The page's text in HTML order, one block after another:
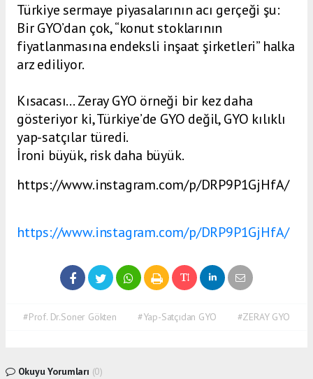
Türkiye sermaye piyasalarının acı gerçeği şu:
Bir GYO’dan çok, “konut stoklarının
fiyatlanmasına endeksli inşaat şirketleri” halka
arz ediliyor.
Kısacası… Zeray GYO örneği bir kez daha
gösteriyor ki, Türkiye’de GYO değil, GYO kılıklı
yap-satçılar türedi.
İroni büyük, risk daha büyük.
https://www.instagram.com/p/DRP9P1GjHfA/
https://www.instagram.com/p/DRP9P1GjHfA/
#Prof. Dr.Soner Gökten #Yap-Satçıdan GYO #ZERAY GYO
Okuyu Yorumları (0)